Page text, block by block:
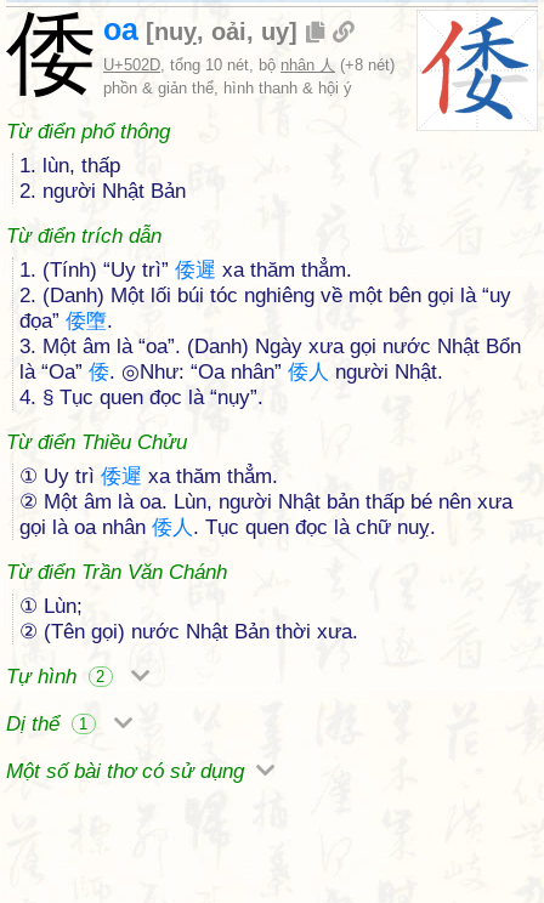
倭 oa [nuỵ, oải, uy]
U+502D, tổng 10 nét, bộ nhân 人 (+8 nét)
phồn & giản thể, hình thanh & hội ý
Từ điển phổ thông
1. lùn, thấp
2. người Nhật Bản
Từ điển trích dẫn
1. (Tính) “Uy trì” 倭遲 xa thăm thẳm.
2. (Danh) Một lối búi tóc nghiêng về một bên gọi là “uy
đọa” 倭墮.
3. Một âm là “oa”. (Danh) Ngày xưa gọi nước Nhật Bổn
là “Oa” 倭. ◎Như: “Oa nhân” 倭人 người Nhật.
4. § Tục quen đọc là “nụy”.
Từ điển Thiều Chửu
① Uy trì 倭遲 xa thăm thẳm.
② Một âm là oa. Lùn, người Nhật bản thấp bé nên xưa
gọi là oa nhân 倭人 . Tục quen đọc là chữ nuỵ.
Từ điển Trần Văn Chánh
① Lùn;
② (Tên gọi) nước Nhật Bản thời xưa.
Tự hình
2
Dị thể 1
Một số bài thơ có sử dụng